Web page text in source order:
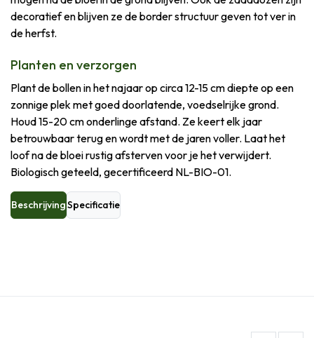
decoratief en blijven ze de border structuur geven tot ver in
de herfst.
Planten en verzorgen
Plant de bollen in het najaar op circa 12-15 cm diepte op een
zonnige plek met goed doorlatende, voedselrijke grond.
Houd 15-20 cm onderlinge afstand. Ze keert elk jaar
betrouwbaar terug en wordt met de jaren voller. Laat het
loof na de bloei rustig afsterven voor je het verwijdert.
Biologisch geteeld, gecertificeerd NL-BIO-01.
BeschrijvingSpecificatie